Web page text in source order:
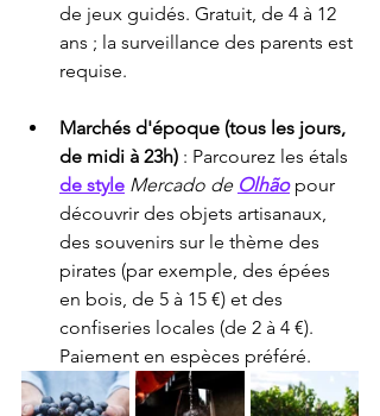
de jeux guidés. Gratuit, de 4 à 12
ans ; la surveillance des parents est
requise.
Marchés d'époque (tous les jours,
de midi à 23h) : Parcourez les étals
de style Mercado de Olhão pour
découvrir des objets artisanaux,
des souvenirs sur le thème des
pirates (par exemple, des épées
en bois, de 5 à 15 €) et des
confiseries locales (de 2 à 4 €).
Paiement en espèces préféré.